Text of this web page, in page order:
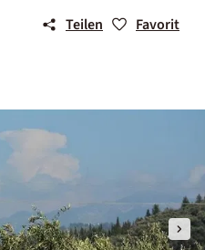
Teilen Favorit